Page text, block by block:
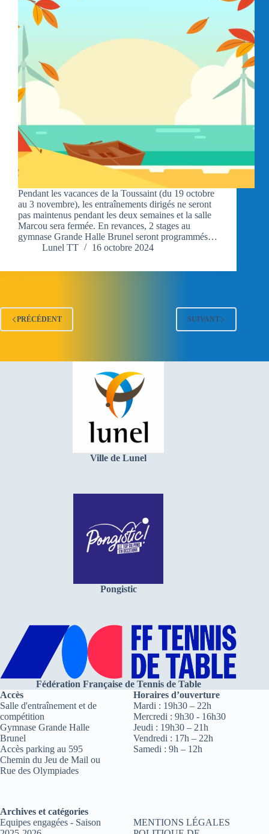
Pendant les vacances de la Toussaint (du 19 octobre
au 3 novembre), les entraînements dirigés ne seront
pas maintenus pendant les deux semaines et la salle
Marcou sera fermée. En revances, 2 stages au
gymnase Grande Halle Brunel seront programmés…
Lunel TT
16 octobre 2024
PRÉCÉDENT SUIVANT
Ville de Lunel
Pongistic
Fédération Française de Tennis de Table
Accès
Salle d'entraînement et de
compétition
Gymnase Grande Halle
Brunel
Accès parking au 595
Chemin du Jeu de Mail ou
Rue des Olympiades
Horaires d’ouverture
Mardi : 19h30 – 22h
Mercredi : 9h30 - 16h30
Jeudi : 19h30 – 21h
Vendredi : 17h – 22h
Samedi : 9h – 12h
Archives et catégories
Equipes engagées - Saison
MENTIONS LÉGALES